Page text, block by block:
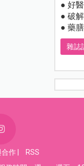
● 好
● 破
● 藥
雜誌
合作
RSS